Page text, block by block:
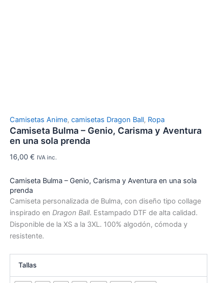
Camisetas Anime, camisetas Dragon Ball, Ropa
Camiseta Bulma – Genio, Carisma y Aventura
en una sola prenda
16,00 € IVA inc.
Camiseta Bulma – Genio, Carisma y Aventura en una sola
prenda
Camiseta personalizada de Bulma, con diseño tipo collage
inspirado en Dragon Ball. Estampado DTF de alta calidad.
Disponible de la XS a la 3XL. 100% algodón, cómoda y
resistente.
Tallas